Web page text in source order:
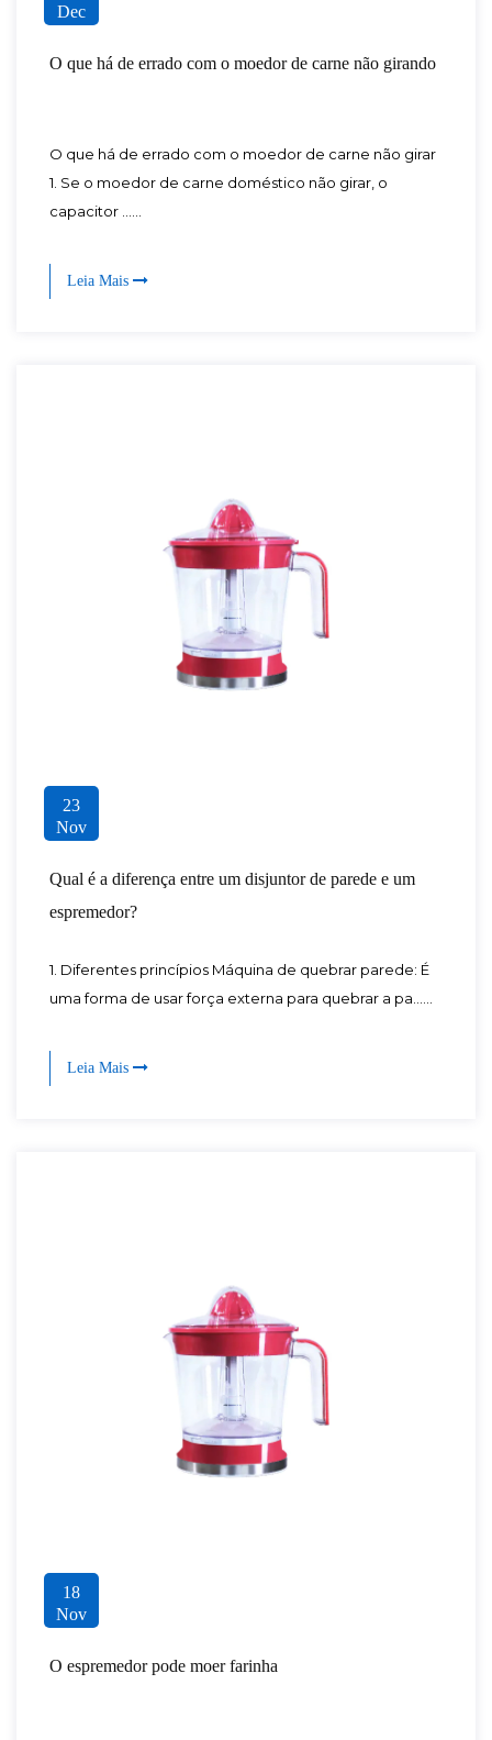
Dec
O que há de errado com o moedor de carne não girando
O que há de errado com o moedor de carne não girar
1. Se o moedor de carne doméstico não girar, o
capacitor ......
Leia Mais
23
Nov
Qual é a diferença entre um disjuntor de parede e um
espremedor?
1. Diferentes princípios Máquina de quebrar parede: É
uma forma de usar força externa para quebrar a pa......
Leia Mais
18
Nov
O espremedor pode moer farinha